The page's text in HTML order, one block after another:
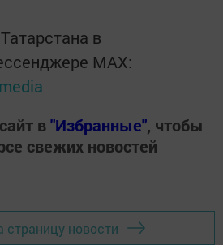
в
MАХ:
в"Избранные", чтобы
свежих новостей
страницу новости